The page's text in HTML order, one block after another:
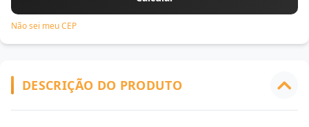
Não sei meu CEP
DESCRIÇÃO DO PRODUTO